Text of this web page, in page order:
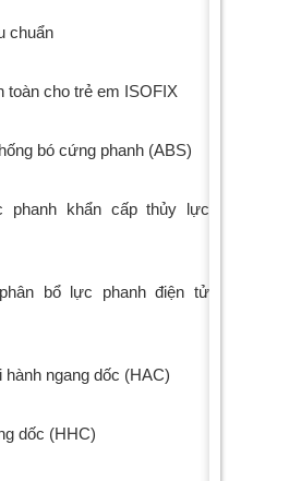
chuẩn
toàn cho trẻ em ISOFIX
bó cứng phanh (ABS)
phanh khẩn cấp thủy lực
bổ lực phanh điện tử
ngang dốc (HAC)
dốc (HHC)